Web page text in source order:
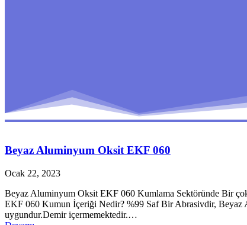
Beyaz Aluminyum Oksit EKF 060
Ocak 22, 2023
Beyaz Aluminyum Oksit EKF 060 Kumlama Sektöründe Bir
EKF 060 Kumun İçeriği Nedir? %99 Saf Bir Abrasivdir, Beyaz
uygundur.Demir içermemektedir.…